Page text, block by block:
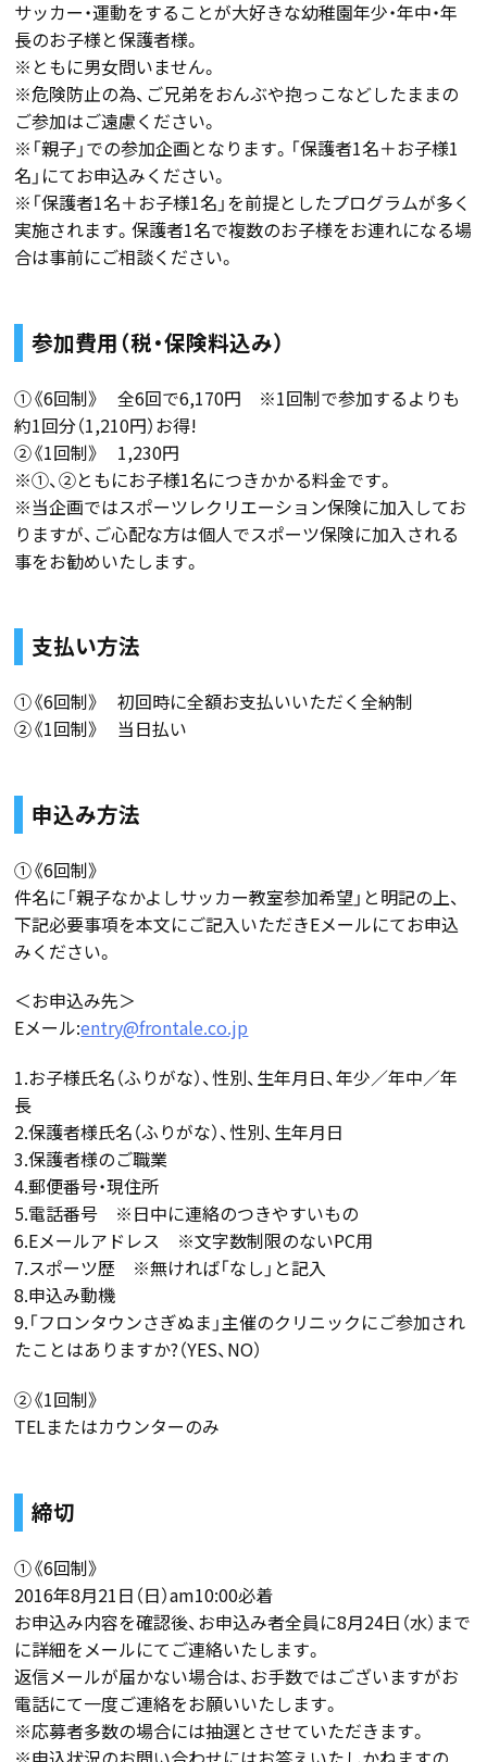
サッカー・運動をすることが大好きな幼稚園年少・年中・年
長のお子様と保護者様。
※ともに男女問いません。
※危険防止の為、ご兄弟をおんぶや抱っこなどしたままの
ご参加はご遠慮ください。
※「親子」での参加企画となります。「保護者1名＋お子様1
名」にてお申込みください。
※「保護者1名＋お子様1名」を前提としたプログラムが多く
実施されます。保護者1名で複数のお子様をお連れになる場
合は事前にご相談ください。
参加費用（税・保険料込み）
①《6回制》 全6回で6,170円 ※1回制で参加するよりも
約1回分（1,210円）お得!
②《1回制》 1,230円
※①、②ともにお子様1名につきかかる料金です。
※当企画ではスポーツレクリエーション保険に加入してお
りますが、ご心配な方は個人でスポーツ保険に加入される
事をお勧めいたします。
支払い方法
①《6回制》 初回時に全額お支払いいただく全納制
②《1回制》 当日払い
申込み方法
①《6回制》
件名に「親子なかよしサッカー教室参加希望」と明記の上、
下記必要事項を本文にご記入いただきEメールにてお申込
みください。
＜お申込み先＞
Eメール:entry@frontale.co.jp
1.お子様氏名（ふりがな）、性別、生年月日、年少／年中／年
長
2.保護者様氏名（ふりがな）、性別、生年月日
3.保護者様のご職業
4.郵便番号・現住所
5.電話番号 ※日中に連絡のつきやすいもの
6.Eメールアドレス ※文字数制限のないPC用
7.スポーツ歴 ※無ければ「なし」と記入
8.申込み動機
9.「フロンタウンさぎぬま」主催のクリニックにご参加され
たことはありますか?（YES、NO）
②《1回制》
TELまたはカウンターのみ
締切
①《6回制》
2016年8月21日（日）am10:00必着
お申込み内容を確認後、お申込み者全員に8月24日（水）まで
に詳細をメールにてご連絡いたします。
返信メールが届かない場合は、お手数ではございますがお
電話にて一度ご連絡をお願いいたします。
※応募者多数の場合には抽選とさせていただきます。